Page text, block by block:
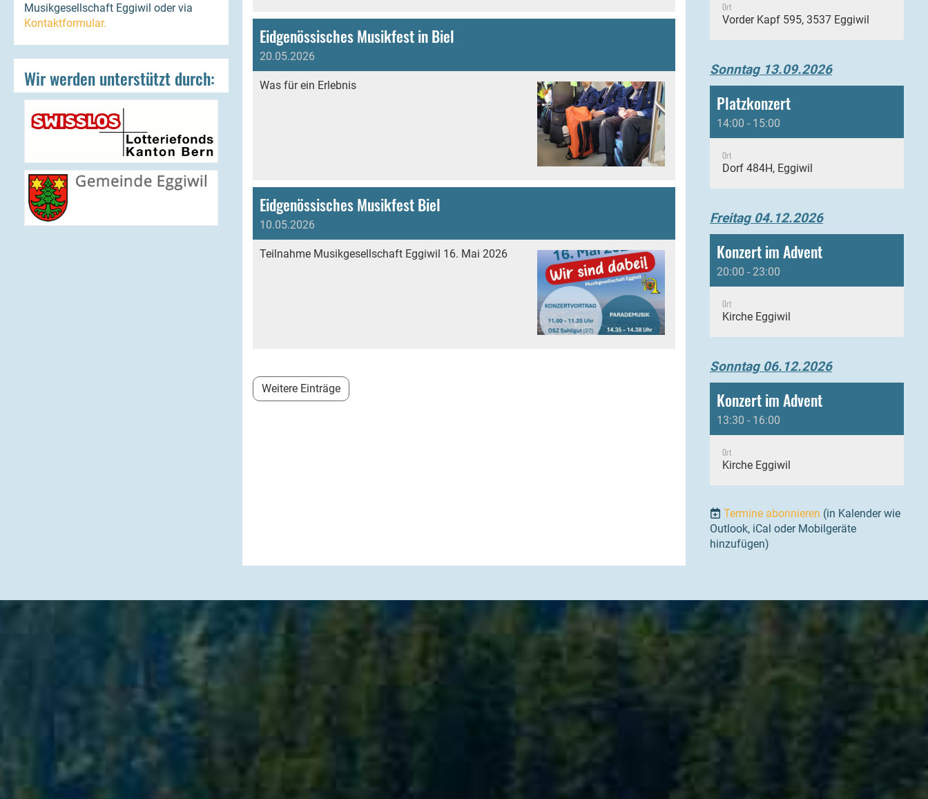
Musikgesellschaft Eggiwil oder via
Kontaktformular.
Wir werden unterstützt durch:
Eidgenössisches Musikfest in Biel
20.05.2026
Was für ein Erlebnis
Eidgenössisches Musikfest Biel
10.05.2026
Teilnahme Musikgesellschaft Eggiwil 16. Mai 2026
Weitere Einträge
Ort
Vorder Kapf 595, 3537 Eggiwil
Sonntag 13.09.2026
Platzkonzert
14:00 - 15:00
Ort
Dorf 484H, Eggiwil
Freitag 04.12.2026
Konzert im Advent
20:00 - 23:00
Ort
Kirche Eggiwil
Sonntag 06.12.2026
Konzert im Advent
13:30 - 16:00
Ort
Kirche Eggiwil
Termine abonnieren (in Kalender wie
Outlook, iCal oder Mobilgeräte
hinzufügen)